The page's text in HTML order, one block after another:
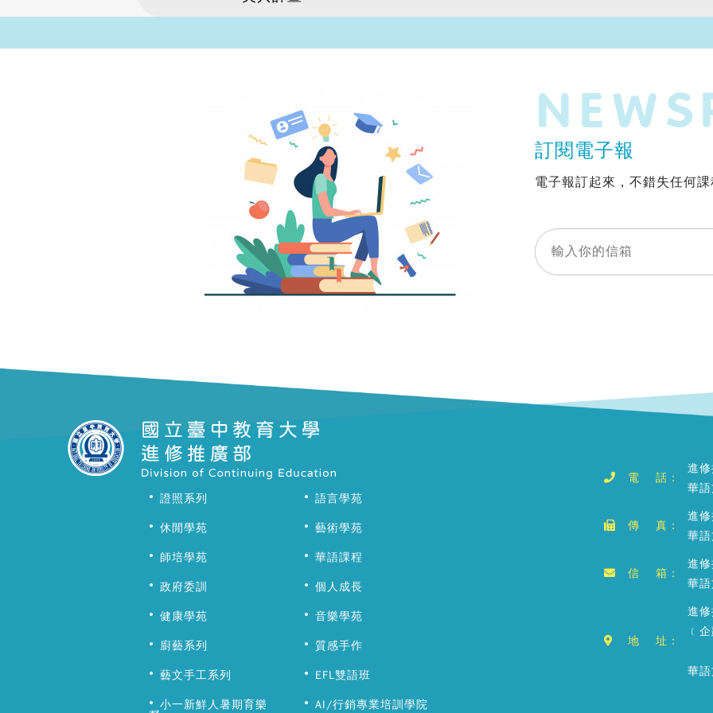
訂閱電子報
電子報訂起來，不錯失任何
證照系列 語言學苑
休閒學苑 藝術學苑
師培學苑 華語課程
政府委訓 個人成長
健康學苑 音樂學苑
廚藝系列 質感手作
藝文手工系列 EFL雙語班
小一新鮮人暑期育樂
AI/行銷專業培訓學院
電 話：
進
華
傳 真：
進
華
信 箱：
進
華
地 址：
進
﹝
華